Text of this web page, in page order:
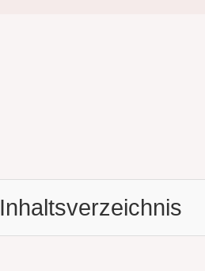
Inhaltsverzeichnis